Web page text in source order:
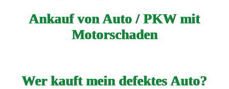
Ankauf von Auto / PKW mit
Motorschaden
Wer kauft mein defektes Auto?